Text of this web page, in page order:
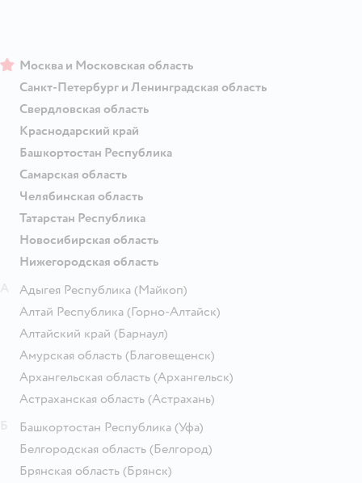
Москва и Московская область
Санкт-Петербург и Ленинградская область
Свердловская область
Краснодарский край
Башкортостан Республика
Самарская область
Челябинская область
Татарстан Республика
Новосибирская область
Нижегородская область
Адыгея Республика (Майкоп)
Алтай Республика (Горно-Алтайск)
Алтайский край (Барнаул)
Амурская область (Благовещенск)
Архангельская область (Архангельск)
Астраханская область (Астрахань)
Башкортостан Республика (Уфа)
Белгородская область (Белгород)
Брянская область (Брянск)